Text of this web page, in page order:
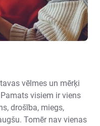
vēlmes un mērķi
visiem ir viens
drošība, miegs,
Tomēr nav vienas